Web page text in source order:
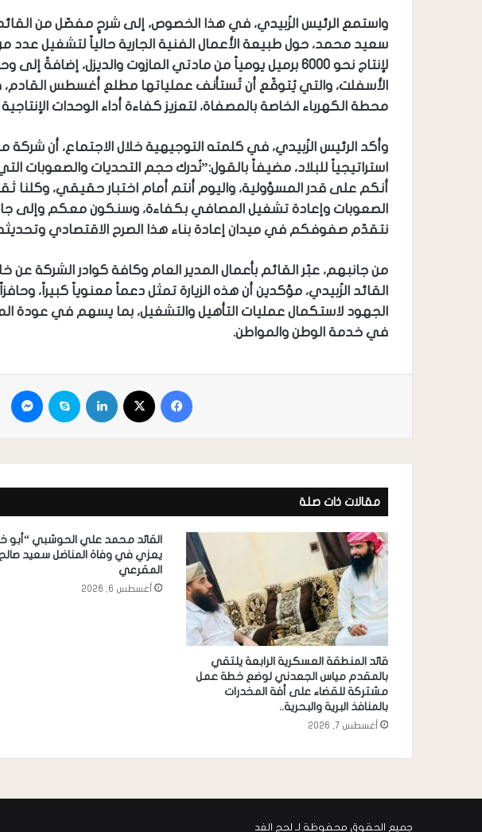
واستمع الرئيس الزُبيدي، في هذا الخصوص، إلى شرحٍ مفصّل من القائم
سعيد محمد، حول طبيعة الأعمال الفنية الجارية حالياً لتشغيل عدد
لإنتاج نحو 6000 برميل يومياً من مادتي المازوت والديزل،
الأسفلت، والتي يُتوقّع أن تُستأنف عملياتها مطلع أغسطس القادم،
محطة الكهرباء الخاصة بالمصفاة، لتعزيز كفاءة أداء الوحدات
وأكد الرئيس الزُبيدي، في كلمته التوجيهية خلال الاجتماع، أن شركة
استراتيجياً للبلاد، مضيفاً بالقول:”نُدرك حجم التحديات والصعوبات
أنكم على قدر المسؤولية، واليوم أنتم أمام اختبار حقيقي، وكلنا
الصعوبات وإعادة تشغيل المصافي بكفاءة، وسنكون معكم وإلى
نتقدّم صفوفكم في ميدان إعادة بناء هذا الصرح الاقتصادي وتحديثه
من جانبهم، عبّر القائم بأعمال المدير العام وكافة كوادر الشركة
القائد الزُبيدي، مؤكدين أن هذه الزيارة تمثل دعماً معنوياً كبيراً،
الجهود لاستكمال عمليات التأهيل والتشغيل، بما يسهم في عودة
في خدمة الوطن والمواطن.
مقالات ذات صلة
قائد المنطقة العسكرية الرابعة يلتقي
بالمقدم مياس الجعدني لوضع خطة عمل
مشتركة للقضاء على أفة المخدرات
بالمنافذ البرية والبحرية..
أغسطس 7, 2026
القائد محمد علي الحوشبي “أبو
يعزي في وفاة المناضل سعيد صالح
المقرعي
أغسطس 6, 2026
جميع الحقوق محفوظة لـ لحج الغد